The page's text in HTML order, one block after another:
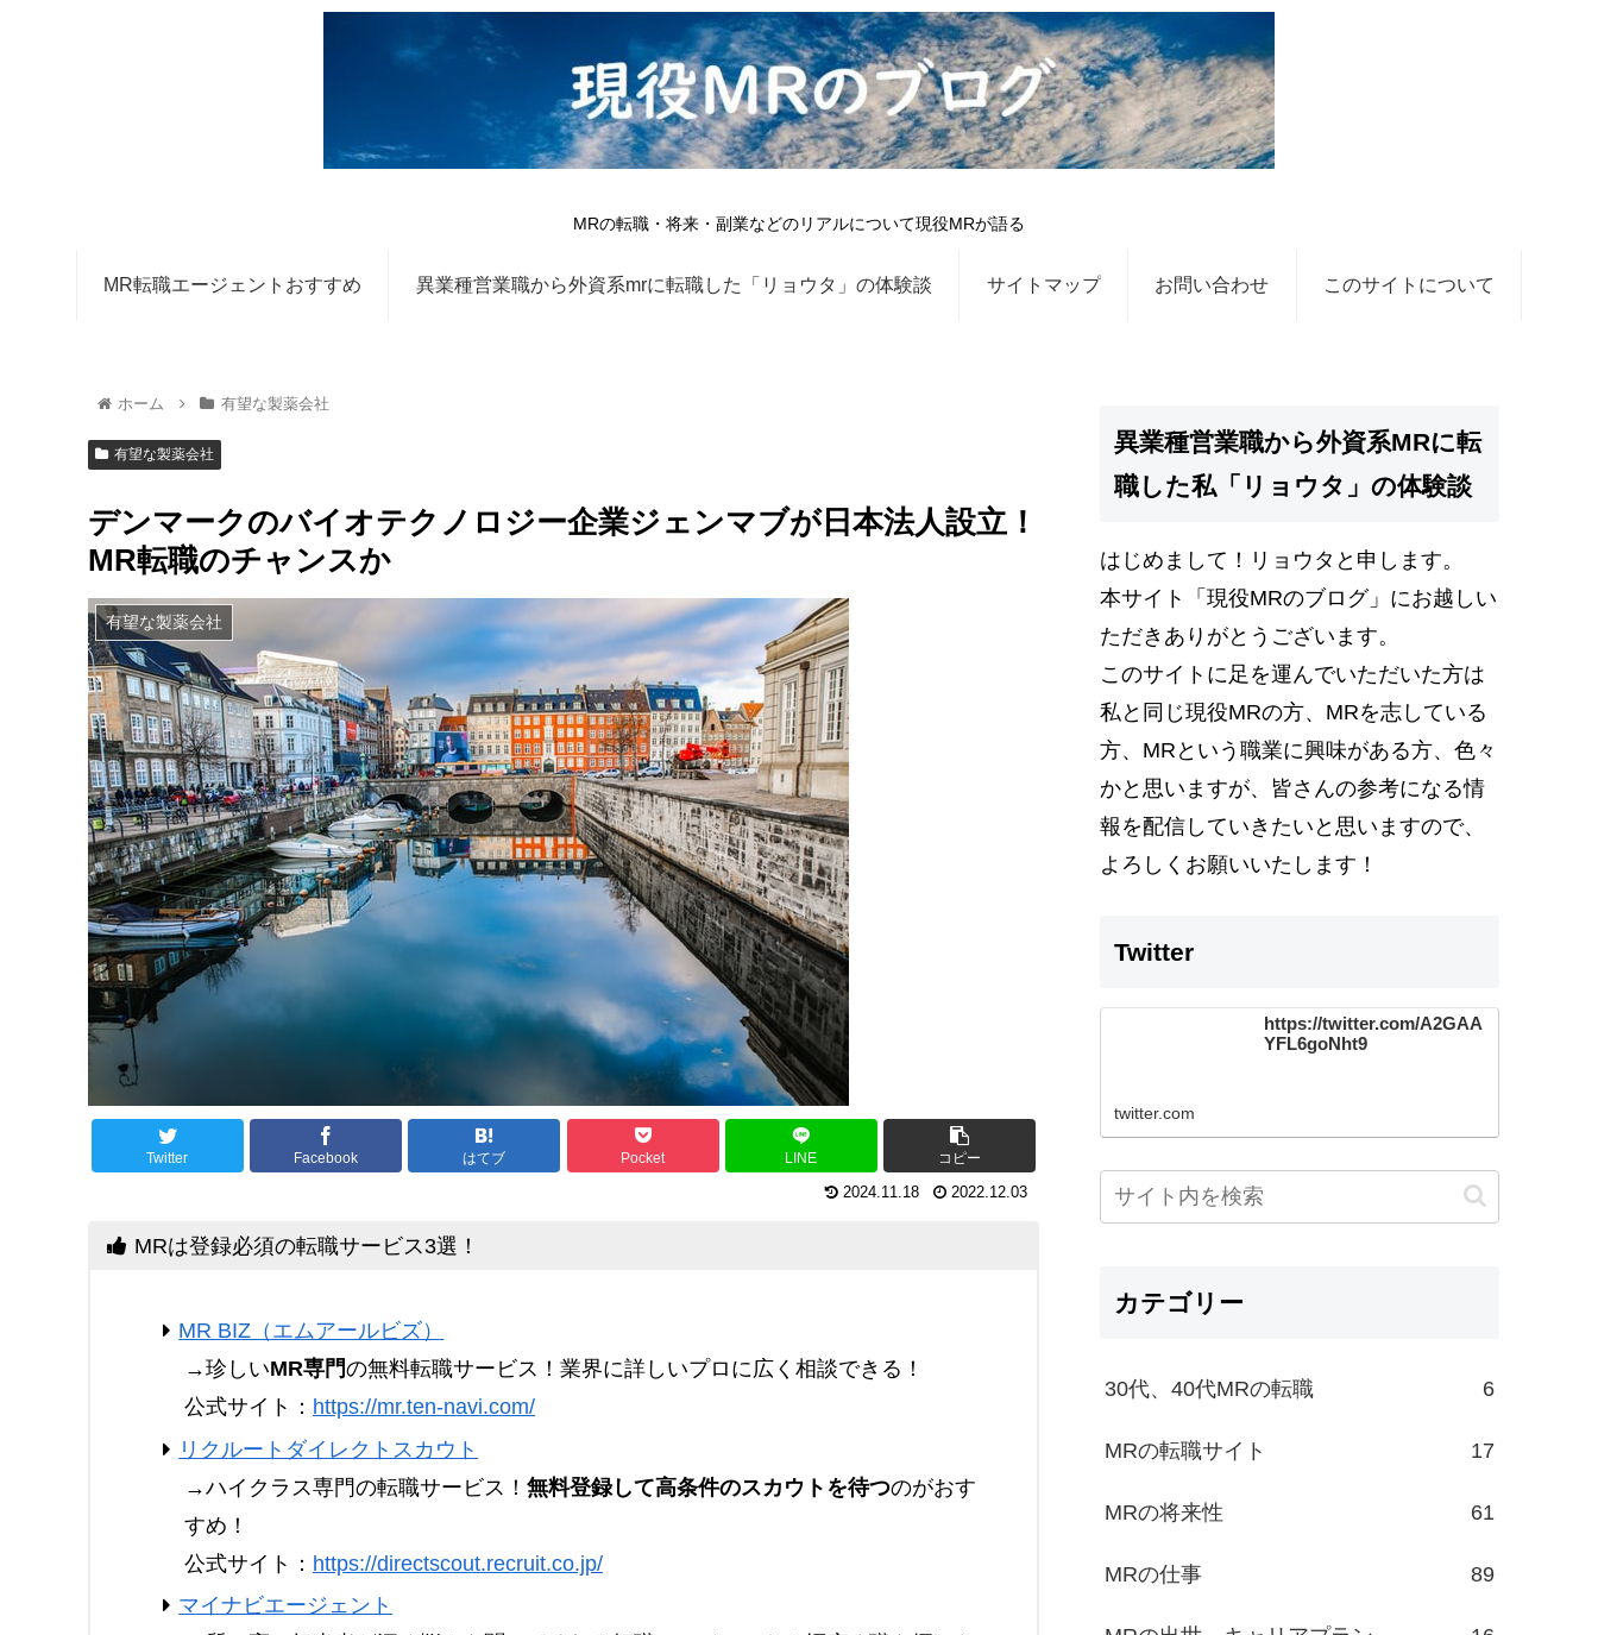
MRの転職・将来・副業などのリアルについて現役MRが語る
MR転職エージェントおすすめ 異業種営業職から外資系mrに転職した「リョウタ」の体験談 サイトマップ お問い合わせ このサイトについて
ホーム 有望な製薬会社
有望な製薬会社
デンマークのバイオテクノロジー企業ジェンマブが日本法人設立！
MR転職のチャンスか
有望な製薬会社
Twitter Facebook はてブ Pocket LINE コピー
2024.11.18 2022.12.03
MRは登録必須の転職サービス3選！
MR BIZ（エムアールビズ）
→珍しいMR専門の無料転職サービス！業界に詳しいプロに広く相談できる！
公式サイト： https://mr.ten-navi.com/
リクルートダイレクトスカウト
→ハイクラス専門の転職サービス！ 無料登録して高条件のスカウトを待つのがおす
すめ！
公式サイト： https://directscout.recruit.co.jp/
マイナビエージェント
異業種営業職から外資系MRに転
職した私「リョウタ」の体験談
はじめまして！リョウタと申します。
本サイト
「現役MRのブログ」 にお越しい
ただきありがとうございます。
このサイトに足を運んでいただいた方は
私と同じ現役MRの方、MRを志している
方、MRという職業に興味がある方、色々
かと思いますが、 皆さんの参考になる情
報を配信 していきたいと思いますので、
よろしくお願いいたします！
Twitter
https://twitter.com/A2GAA
YFL6goNht9
twitter.com
カテゴリー
30代、40代MRの転職 6
MRの転職サイト 17
MRの将来性 61
MRの仕事 89